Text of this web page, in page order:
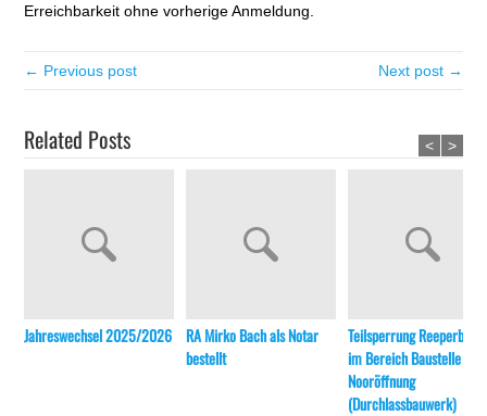
Erreichbarkeit ohne vorherige Anmeldung.
← Previous post Next post →
Related Posts
Jahreswechsel 2025/2026
RA Mirko Bach als Notar
bestellt
Teilsperrung Reeperbahn
im Bereich Baustelle
Nooröffnung
(Durchlassbauwerk)
< >